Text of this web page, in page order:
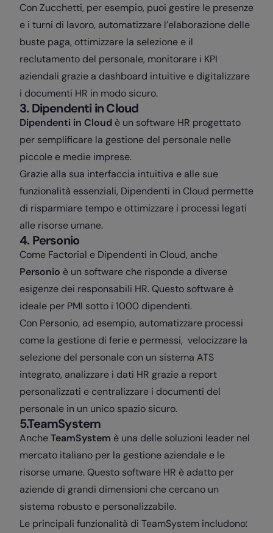
Con Zucchetti, per esempio, puoi gestire le presenze
e i turni di lavoro, automatizzare l’elaborazione delle
buste paga, ottimizzare la selezione e il
reclutamento del personale, monitorare i KPI
aziendali grazie a dashboard intuitive e digitalizzare
i documenti HR in modo sicuro.
3. Dipendenti in Cloud
Dipendenti in Cloud è un software HR progettato
per semplificare la gestione del personale nelle
piccole e medie imprese.
Grazie alla sua interfaccia intuitiva e alle sue
funzionalità essenziali, Dipendenti in Cloud permette
di risparmiare tempo e ottimizzare i processi legati
alle risorse umane.
4. Personio
Come Factorial e Dipendenti in Cloud, anche
Personio è un software che risponde a diverse
esigenze dei responsabili HR. Questo software è
ideale per PMI sotto i 1000 dipendenti.
Con Personio, ad esempio, automatizzare processi
come la gestione di ferie e permessi, velocizzare la
selezione del personale con un sistema ATS
integrato, analizzare i dati HR grazie a report
personalizzati e centralizzare i documenti del
personale in un unico spazio sicuro.
5.TeamSystem
AncheTeamSystem è una delle soluzioni leader nel
mercato italiano per la gestione aziendale e le
risorse umane. Questo software HR è adatto per
aziende di grandi dimensioni che cercano un
sistema robusto e personalizzabile.
Le principali funzionalità di TeamSystem includono: